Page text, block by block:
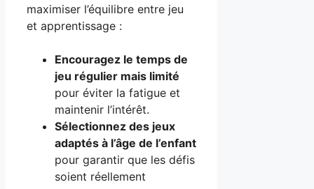
maximiser l’équilibre entre jeu
et apprentissage :
Encouragez le temps de
jeu régulier mais limité
pour éviter la fatigue et
maintenir l’intérêt.
Sélectionnez des jeux
adaptés à l’âge de l’enfant
pour garantir que les défis
soient réellement